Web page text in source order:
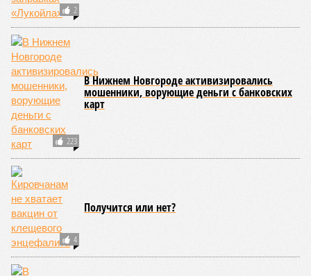
2
223
В Нижнем Новгороде активизировались
мошенники, ворующие деньги с банковских
карт
4
Получится или нет?